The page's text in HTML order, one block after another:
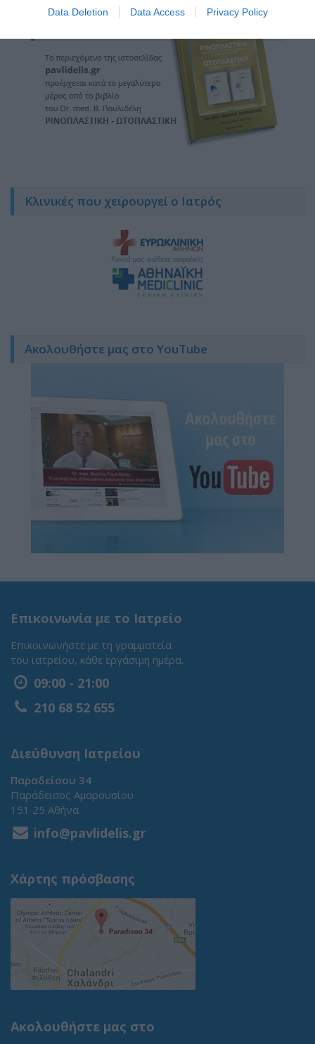
Data Deletion Data Access Privacy Policy
Κλινικές που χειρουργεί ο Ιατρός
Ακολουθήστε μας στο YouTube
Επικοινωνία με το Ιατρείο
Επικοινωνήστε με τη γραμματεία
του ιατρείου, κάθε εργάσιμη ημέρα.
09:00 - 21:00
210 68 52 655
Διεύθυνση Ιατρείου
Παραδείσου 34
Παράδεισος Αμαρουσίου
151 25 Αθήνα
info@pavlidelis.gr
Χάρτης πρόσβασης
Ακολουθήστε μας στο